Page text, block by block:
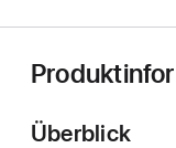
Überblick